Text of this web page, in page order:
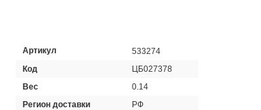
Артикул
533274
Код
ЦБ027378
Вес
0.14
Регион доставки
РФ